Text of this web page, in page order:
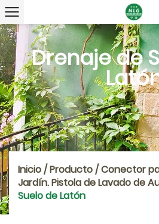
Drenaje de
Inicio/Producto/Conector
Jardín. Pistola de Lavado de
Suelo de Latón